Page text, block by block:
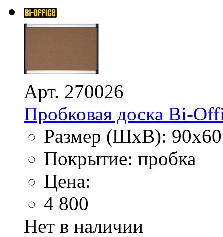
Арт. 270026
Пробковая доска Bi-
Размер (ШхВ):
Покрытие: пробка
Цена:
4 800
Нет в наличии